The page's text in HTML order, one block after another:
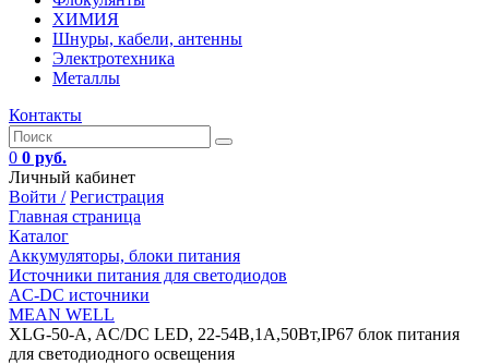
ХИМИЯ
Шнуры, кабели, антенны
Электротехника
Металлы
Контакты
0 0 руб.
Личный кабинет
Войти / Регистрация
Главная страница
Каталог
Аккумуляторы, блоки питания
Источники питания для светодиодов
AC-DC источники
MEAN WELL
XLG-50-A, AC/DC LED, 22-54В,1А,50Вт,IP67 блок питания
для светодиодного освещения